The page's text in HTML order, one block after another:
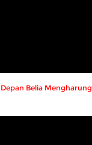
Depan Belia